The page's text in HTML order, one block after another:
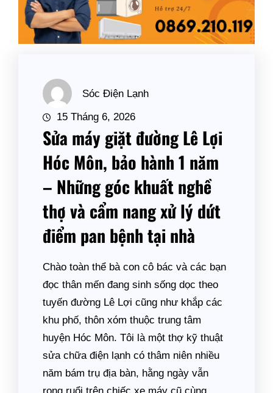
Sóc Điện Lạnh
15 Tháng 6, 2026
Sửa máy giặt đường Lê Lợi
Hóc Môn, bảo hành 1 năm
– Những góc khuất nghề
thợ và cẩm nang xử lý dứt
điểm pan bệnh tại nhà
Chào toàn thể bà con cô bác và các bạn
đọc thân mến đang sinh sống dọc theo
tuyến đường Lê Lợi cũng như khắp các
khu phố, thôn xóm thuộc trung tâm
huyện Hóc Môn. Tôi là một thợ kỹ thuật
sửa chữa điện lạnh có thâm niên nhiều
năm bám trụ địa bàn, hằng ngày vẫn